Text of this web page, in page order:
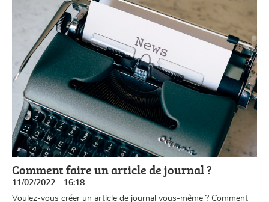
Comment faire un article de journal ?
11/02/2022 - 16:18
Voulez-vous créer un article de journal vous-même ? Comment